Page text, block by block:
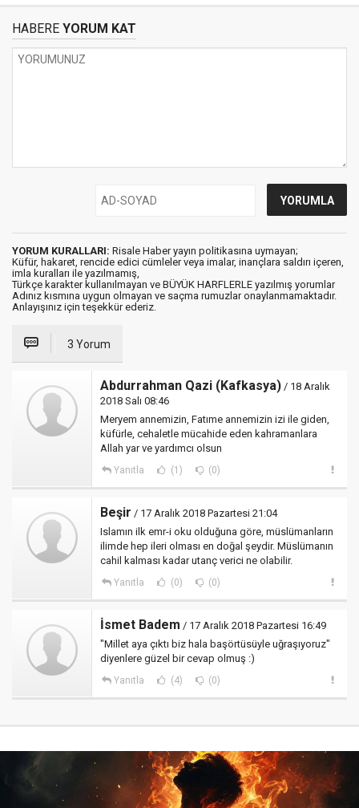
HABERE YORUM KAT
YORUM KURALLARI: Risale Haber yayın politikasına uymayan;
Küfür, hakaret, rencide edici cümleler veya imalar, inançlara saldırı içeren,
imla kuralları ile yazılmamış,
Türkçe karakter kullanılmayan ve BÜYÜK HARFLERLE yazılmış yorumlar
Adınız kısmına uygun olmayan ve saçma rumuzlar onaylanmamaktadır.
Anlayışınız için teşekkür ederiz.
3 Yorum
Abdurrahman Qazi (Kafkasya) / 18 Aralık
2018 Salı 08:46
Meryem annemizin, Fatıme annemizin izi ile giden,
küfürle, cehaletle mücahide eden kahramanlara
Allah yar ve yardımcı olsun
Yanıtla (1) (0)
Beşir / 17 Aralık 2018 Pazartesi 21:04
Islamın ilk emr-i oku olduğuna göre, müslümanların
ilimde hep ileri olması en doğal şeydir. Müslümanın
cahil kalması kadar utanç verici ne olabilir.
Yanıtla (0) (0)
İsmet Badem / 17 Aralık 2018 Pazartesi 16:49
"Millet aya çıktı biz hala başörtüsüyle uğraşıyoruz"
diyenlere güzel bir cevap olmuş :)
Yanıtla (4) (0)